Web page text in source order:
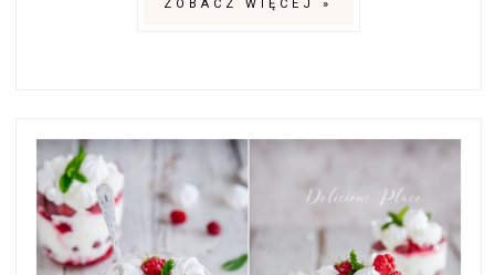
ZOBACZ WIĘCEJ »